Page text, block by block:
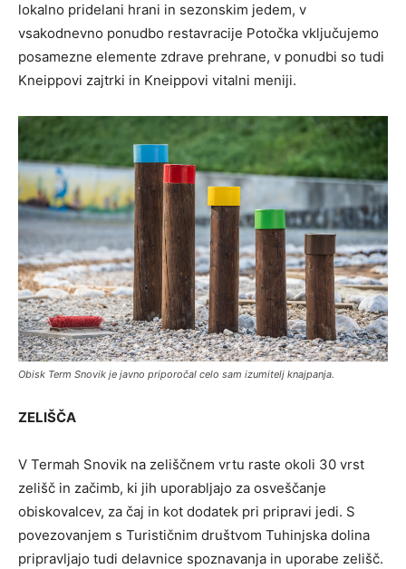
lokalno pridelani hrani in sezonskim jedem, v
vsakodnevno ponudbo restavracije Potočka vključujemo
posamezne elemente zdrave prehrane, v ponudbi so tudi
Kneippovi zajtrki in Kneippovi vitalni meniji.
Obisk Term Snovik je javno priporočal celo sam izumitelj knajpanja.
ZELIŠČA
V Termah Snovik na zeliščnem vrtu raste okoli 30 vrst
zelišč in začimb, ki jih uporabljajo za osveščanje
obiskovalcev, za čaj in kot dodatek pri pripravi jedi. S
povezovanjem s Turističnim društvom Tuhinjska dolina
pripravljajo tudi delavnice spoznavanja in uporabe zelišč.